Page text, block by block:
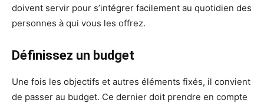
doivent servir pour s’intégrer facilement au quotidien des
personnes à qui vous les offrez.
Définissez un budget
Une fois les objectifs et autres éléments fixés, il convient
de passer au budget. Ce dernier doit prendre en compte